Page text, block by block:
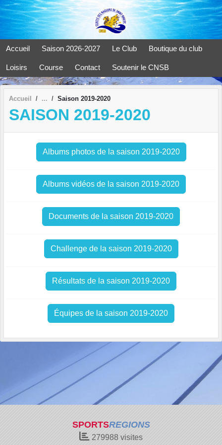
Accueil Saison 2026-2027 Le Club Boutique du club
Loisirs Course Contact Soutenir le CNSB
Accueil Saison 2019-2020
SAISON 2019-2020
Albums photos de la saison 2019-2020
Albums vidéos de la saison 2019-2020
Documents de la saison 2019-2020
Challenge de la saison 2019-2020
Résultats de la saison 2019-2020
Équipes de la saison 2019-2020
SPORTSREGIONS
279988 visites
Panneau de gestion des cookies